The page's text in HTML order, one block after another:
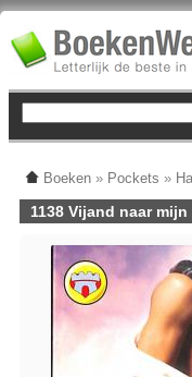
Boeken » Pockets »
1138 Vijand naar